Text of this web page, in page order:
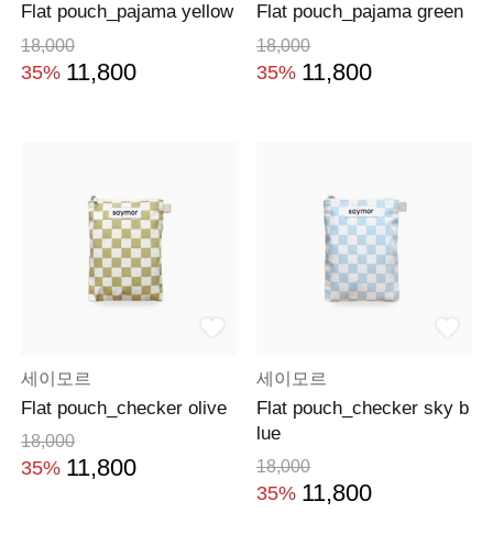
Flat pouch_pajama yellow
18,000
35% 11,800
Flat pouch_pajama green
18,000
35% 11,800
세이모르
Flat pouch_checker olive
18,000
35% 11,800
세이모르
Flat pouch_checker sky b
lue
18,000
35% 11,800